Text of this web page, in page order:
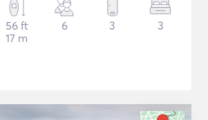
56 ft
17 m
6 3 3